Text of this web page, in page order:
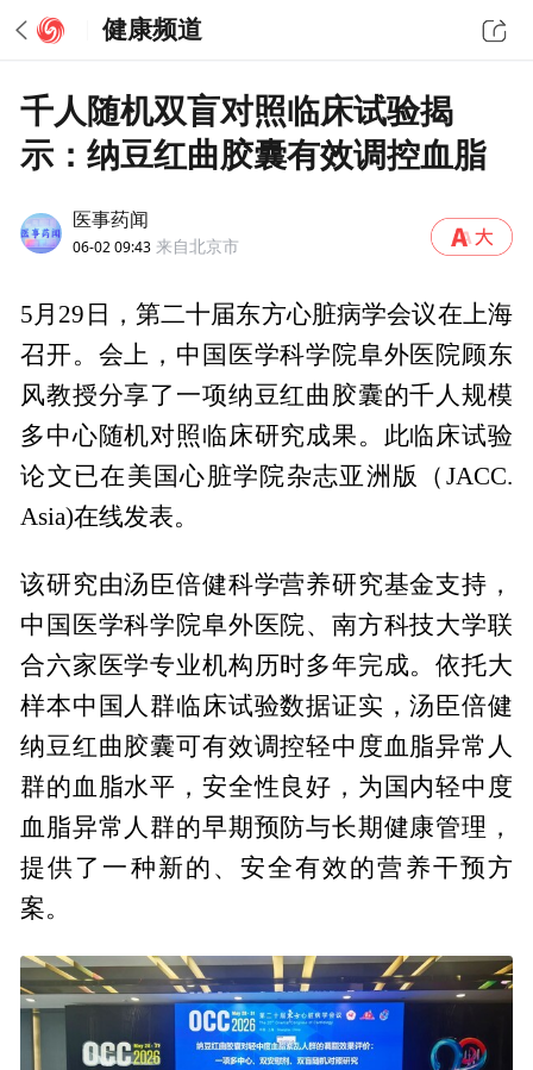
健康频道
千人随机双盲对照临床试验揭
示：纳豆红曲胶囊有效调控血脂
医事药闻
06-02 09:43 来自北京市
5月29日，第二十届东方心脏病学会议在上海
召开。会上，中国医学科学院阜外医院顾东
风教授分享了一项纳豆红曲胶囊的千人规模
多中心随机对照临床研究成果。此临床试验
论文已在美国心脏学院杂志亚洲版（JACC.
Asia)在线发表。
该研究由汤臣倍健科学营养研究基金支持，
中国医学科学院阜外医院、南方科技大学联
合六家医学专业机构历时多年完成。依托大
样本中国人群临床试验数据证实，汤臣倍健
纳豆红曲胶囊可有效调控轻中度血脂异常人
群的血脂水平，安全性良好，为国内轻中度
血脂异常人群的早期预防与长期健康管理，
提供了一种新的、安全有效的营养干预方
案。